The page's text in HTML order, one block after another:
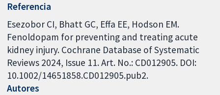
Referencia
Esezobor CI, Bhatt GC, Effa EE, Hodson EM.
Fenoldopam for preventing and treating acute
kidney injury. Cochrane Database of Systematic
Reviews 2024, Issue 11. Art. No.: CD012905. DOI:
10.1002/14651858.CD012905.pub2.
Autores